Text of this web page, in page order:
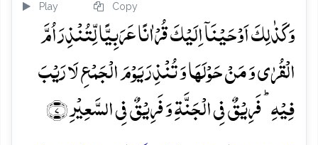
Play Copy
وَ کَذٰلِکَ اَوۡحَیۡنَاۤ اِلَیۡکَ قُرۡاٰنًا عَرَبِیًّا لِّتُنۡذِرَ اُمَّ
الۡقُرٰی وَ مَنۡ حَوۡلَہَا وَ تُنۡذِرَ یَوۡمَ الۡجَمۡعِ لَا رَیۡبَ
فِیۡہِ ؕ فَرِیۡقٌ فِی الۡجَنَّۃِ وَ فَرِیۡقٌ فِی السَّعِیۡرِ ﴿۷﴾